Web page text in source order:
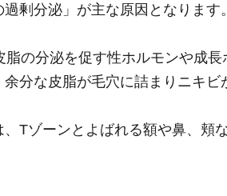
剰分泌」が主な原因となります。
の分泌を促す性ホルモンや成
分な皮脂が毛穴に詰まりニキビ
Tゾーンとよばれる額や鼻、頬